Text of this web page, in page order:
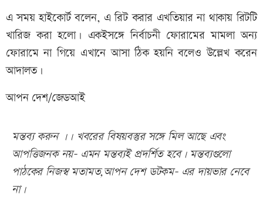
এ সময় হাইকোর্ট বলেন, এ রিট করার এখতিয়ার না থাকায় রিটটি
খারিজ করা হলো। একইসঙ্গে নির্বাচনী ফোরামের মামলা অন্য
ফোরামে না গিয়ে এখানে আসা ঠিক হয়নি বলেও উল্লেখ করেন
আদালত।
আপন দেশ/জেডআই
মন্তব্য করুন ।। খবরের বিষয়বস্তুর সঙ্গে মিল আছে এবং
আপত্তিজনক নয়- এমন মন্তব্যই প্রদর্শিত হবে। মন্তব্যগুলো
পাঠকের নিজস্ব মতামত,আপন দেশ ডটকম- এর দায়ভার নেবে
না।